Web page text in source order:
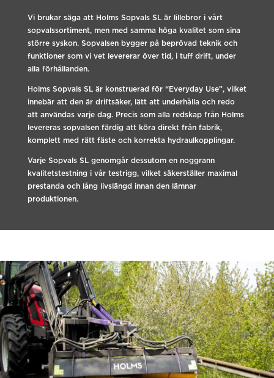
Vi brukar säga att Holms Sopvals SL är lillebror i vårt
sopvalssortiment, men med samma höga kvalitet som sina
större syskon. Sopvalsen bygger på beprövad teknik och
funktioner som vi vet levererar över tid, i tuff drift, under
alla förhållanden.
Holms Sopvals SL är konstruerad för “Everyday Use”, vilket
innebär att den är driftsäker, lätt att underhålla och redo
att användas varje dag. Precis som alla redskap från Holms
levereras sopvalsen färdig att köra direkt från fabrik,
komplett med rätt fäste och korrekta hydraulkopplingar.
Varje Sopvals SL genomgår dessutom en noggrann
kvalitetstestning i vår testrigg, vilket säkerställer maximal
prestanda och lång livslängd innan den lämnar
produktionen.